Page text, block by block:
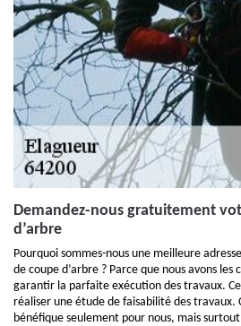
Demandez-nous gratuitement
d’arbre
Pourquoi sommes-nous une meilleure
de coupe d’arbre ? Parce que nous avons les
garantir la parfaite exécution des travaux.
réaliser une étude de faisabilité des travaux.
bénéfique seulement pour nous, mais